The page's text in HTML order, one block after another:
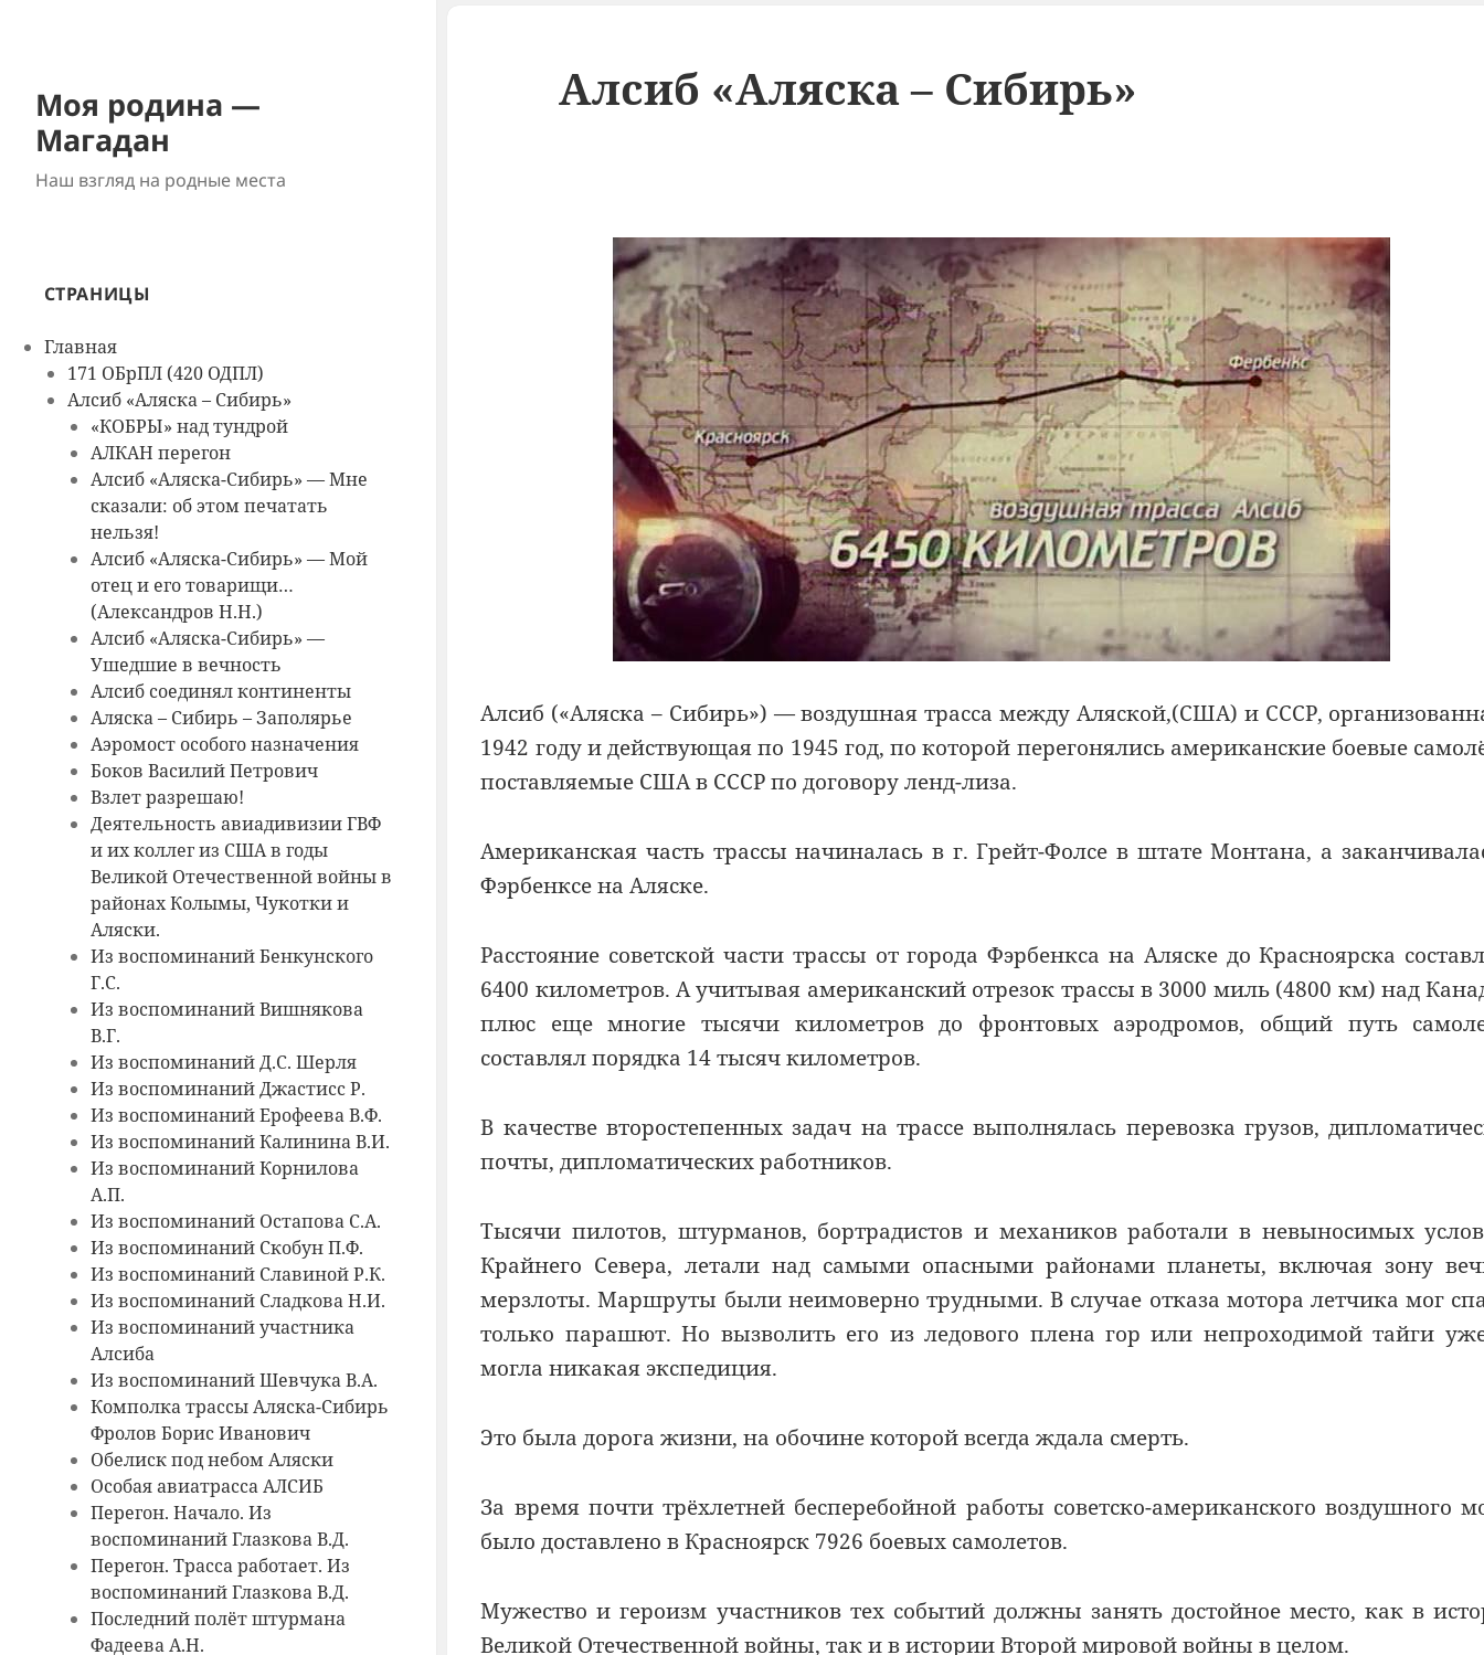
Моя родина —
Магадан
Наш взгляд на родные места
СТРАНИЦЫ
Главная
171 ОБрПЛ (420 ОДПЛ)
Алсиб «Аляска – Сибирь»
«КОБРЫ» над тундрой
АЛКАН перегон
Алсиб «Аляска-Сибирь» — Мне
сказали: об этом печатать
нельзя!
Алсиб «Аляска-Сибирь» — Мой
отец и его товарищи…
(Александров Н.Н.)
Алсиб «Аляска-Сибирь» —
Ушедшие в вечность
Алсиб соединял континенты
Аляска – Сибирь – Заполярье
Аэромост особого назначения
Боков Василий Петрович
Взлет разрешаю!
Деятельность авиадивизии ГВФ
и их коллег из США в годы
Великой Отечественной войны в
районах Колымы, Чукотки и
Аляски.
Из воспоминаний Бенкунского
Г.С.
Из воспоминаний Вишнякова
В.Г.
Из воспоминаний Д.С. Шерля
Из воспоминаний Джастисс Р.
Из воспоминаний Ерофеева В.Ф.
Из воспоминаний Калинина В.И.
Из воспоминаний Корнилова
А.П.
Из воспоминаний Остапова С.А.
Из воспоминаний Скобун П.Ф.
Из воспоминаний Славиной Р.К.
Из воспоминаний Сладкова Н.И.
Из воспоминаний участника
Алсиба
Из воспоминаний Шевчука В.А.
Комполка трассы Аляска-Сибирь
Фролов Борис Иванович
Обелиск под небом Аляски
Особая авиатрасса АЛСИБ
Перегон. Начало. Из
воспоминаний Глазкова В.Д.
Перегон. Трасса работает. Из
воспоминаний Глазкова В.Д.
Последний полёт штурмана
Фадеева А.Н.
Алсиб «Аляска – Сибирь»
Алсиб («Аляска – Сибирь») — воздушная трасса между Аляской,(США) и СССР,
1942 году и действующая по 1945 год, по которой перегонялись американские боевые
поставляемые США в СССР по договору ленд-лиза.
Американская часть трассы начиналась в г. Грейт-Фолсе в штате Монтана, а
Фэрбенксe на Аляске.
Расстояние советской части трассы от города Фэрбенкса на Аляске до Красноярска
6400 километров. А учитывая американский отрезок трассы в 3000 миль (4800 км) над
плюс еще многие тысячи километров до фронтовых аэродромов, общий путь
составлял порядка 14 тысяч километров.
В качестве второстепенных задач на трассе выполнялась перевозка грузов,
почты, дипломатических работников.
Тысячи пилотов, штурманов, бортрадистов и механиков работали в невыносимых
Крайнего Севера, летали над самыми опасными районами планеты, включая зону
мерзлоты. Маршруты были неимоверно трудными. В случае отказа мотора летчика мог
только парашют. Но вызволить его из ледового плена гор или непроходимой тайги
могла никакая экспедиция.
Это была дорога жизни, на обочине которой всегда ждала смерть.
За время почти трёхлетней бесперебойной работы советско-американского воздушного
было доставлено в Красноярск 7926 боевых самолетов.
Мужество и героизм участников тех событий должны занять достойное место, как в
Великой Отечественной войны, так и в истории Второй мировой войны в целом.